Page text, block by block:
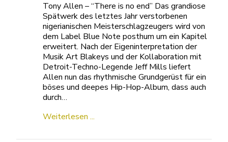
Tony Allen – “There is no end” Das grandiose
Spätwerk des letztes Jahr verstorbenen
nigerianischen Meisterschlagzeugers wird von
dem Label Blue Note posthum um ein Kapitel
erweitert. Nach der Eigeninterpretation der
Musik Art Blakeys und der Kollaboration mit
Detroit-Techno-Legende Jeff Mills liefert
Allen nun das rhythmische Grundgerüst für ein
böses und deepes Hip-Hop-Album, dass auch
durch…
Weiterlesen ...